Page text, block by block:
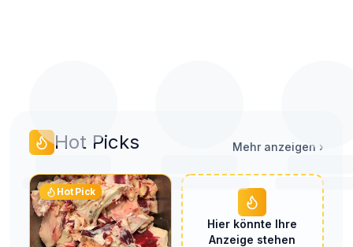
Hot Picks Mehr anzeigen ›
Hot Pick
Hier könnte Ihre
Anzeige stehen